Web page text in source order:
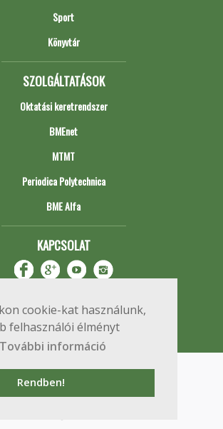
cookie-kat használunk,
felhasználói élményt
További információ
Rendben!
Sport
Könyvtár
SZOLGÁLTATÁSOK
Oktatási keretrendszer
BMEnet
MTMT
Periodica Polytechnica
BME Alfa
KAPCSOLAT
© 2020 BME Építőmérnöki Kar
Budapest, Műegyetem rkp. 3.